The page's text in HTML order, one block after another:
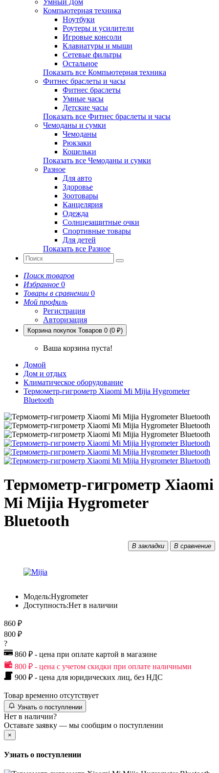
Умный Дом
Компьютерная техника
Ноутбуки
Роутеры и усилители
Игровые консоли
Клавиатуры и мыши
Сетевые фильтры
Остальное
Показать все Компьютерная техника
Фитнес браслеты и часы
Фитнес браслеты
Умные часы
Детские часы
Показать все Фитнес браслеты и часы
Чемоданы и сумки
Чемоданы
Рюкзаки
Кошельки
Показать все Чемоданы и сумки
Разное
Для авто
Здоровье
Зоотовары
Канцелярия
Одежда
Солнцезащитные очки
Спортивные товары
Для детей
Показать все Разное
Поиск товаров
Избранное 0
Товары в сравнении 0
Мой профиль
Регистрация
Авторизация
Корзина покупок Товаров 0 (0 ₽)
Ваша корзина пуста!
Домой
Дом и отдых
Климатическое оборудование
Термометр-гигрометр Xiaomi Mi Mijia Hygrometer
Bluetooth
Термометр-гигрометр Xiaomi
Mi Mijia Hygrometer
Bluetooth
В закладки В сравнение
Модель:Hygrometer
Доступность:Нет в наличии
860 ₽
800 ₽
?
860 ₽ - цена при оплате картой в магазине
800 ₽ - цена с учетом скидки при оплате наличными
900 ₽ - цена для юридических лиц, без НДС
Товар временно отсутствует
Узнать о поступлении
Нет в наличии?
Оставьте заявку — мы сообщим о поступлении
×
Узнать о поступлении